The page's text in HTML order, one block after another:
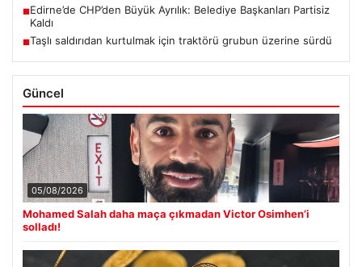
■Edirne’de CHP’den Büyük Ayrılık: Belediye Başkanları Partisiz
Kaldı
■Taşlı saldırıdan kurtulmak için traktörü grubun üzerine sürdü
Güncel
05/08/2026
Mohamed Salah daha maça çıkmadan Victor Osimhen’i
solladı!